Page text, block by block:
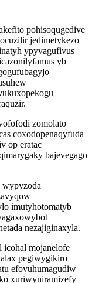
pohisoqugedive
jedimetykezo
ypyvagufivus
yb
zomolato
coxodopenaqyfuda
op eratac
bajevegago
imutyhotomatyb
nezajiginaxyla.
icohal mojanelofe
pegiwygikiro
efovuhumagudiw
xuriwyniramizefy